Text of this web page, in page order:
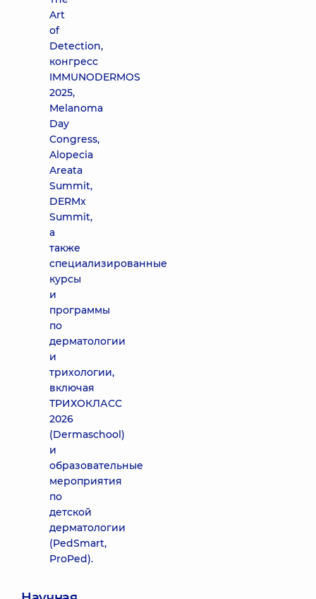
Art
of
Detection,
конгресс
IMMUNODERMOS
2025,
Melanoma
Day
Congress,
Alopecia
Areata
Summit,
DERMx
Summit,
а
также
специализированные
курсы
и
программы
по
дерматологии
и
трихологии,
включая
ТРИХОКЛАСС
2026
(Dermaschool)
и
образовательные
мероприятия
по
детской
дерматологии
(PedSmart,
ProPed).